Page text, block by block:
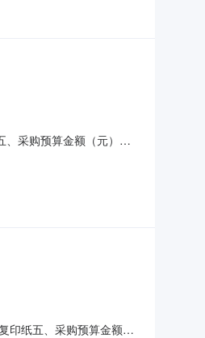
采购预算金额（元）：
印纸五、采购预算金额